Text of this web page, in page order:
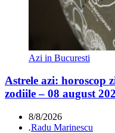
Azi in Bucuresti
Astrele azi: horoscop
zodiile – 08 august
8/8/2026
.Radu Marinescu